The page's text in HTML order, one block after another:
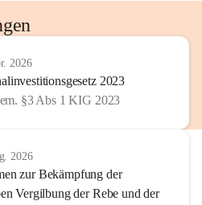
2026
2023
§3 Abs 1 KIG 2023
2026
zur Bekämpfung der
Vergilbung der Rebe und der